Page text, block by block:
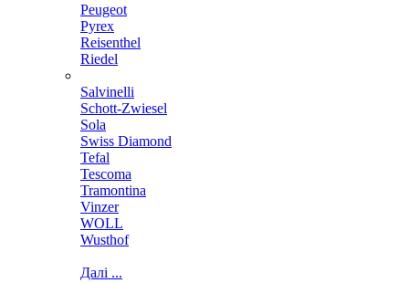
Peugeot
Pyrex
Reisenthel
Riedel
Salvinelli
Schott-Zwiesel
Sola
Swiss Diamond
Tefal
Tescoma
Tramontina
Vinzer
WOLL
Wusthof
Далі ...